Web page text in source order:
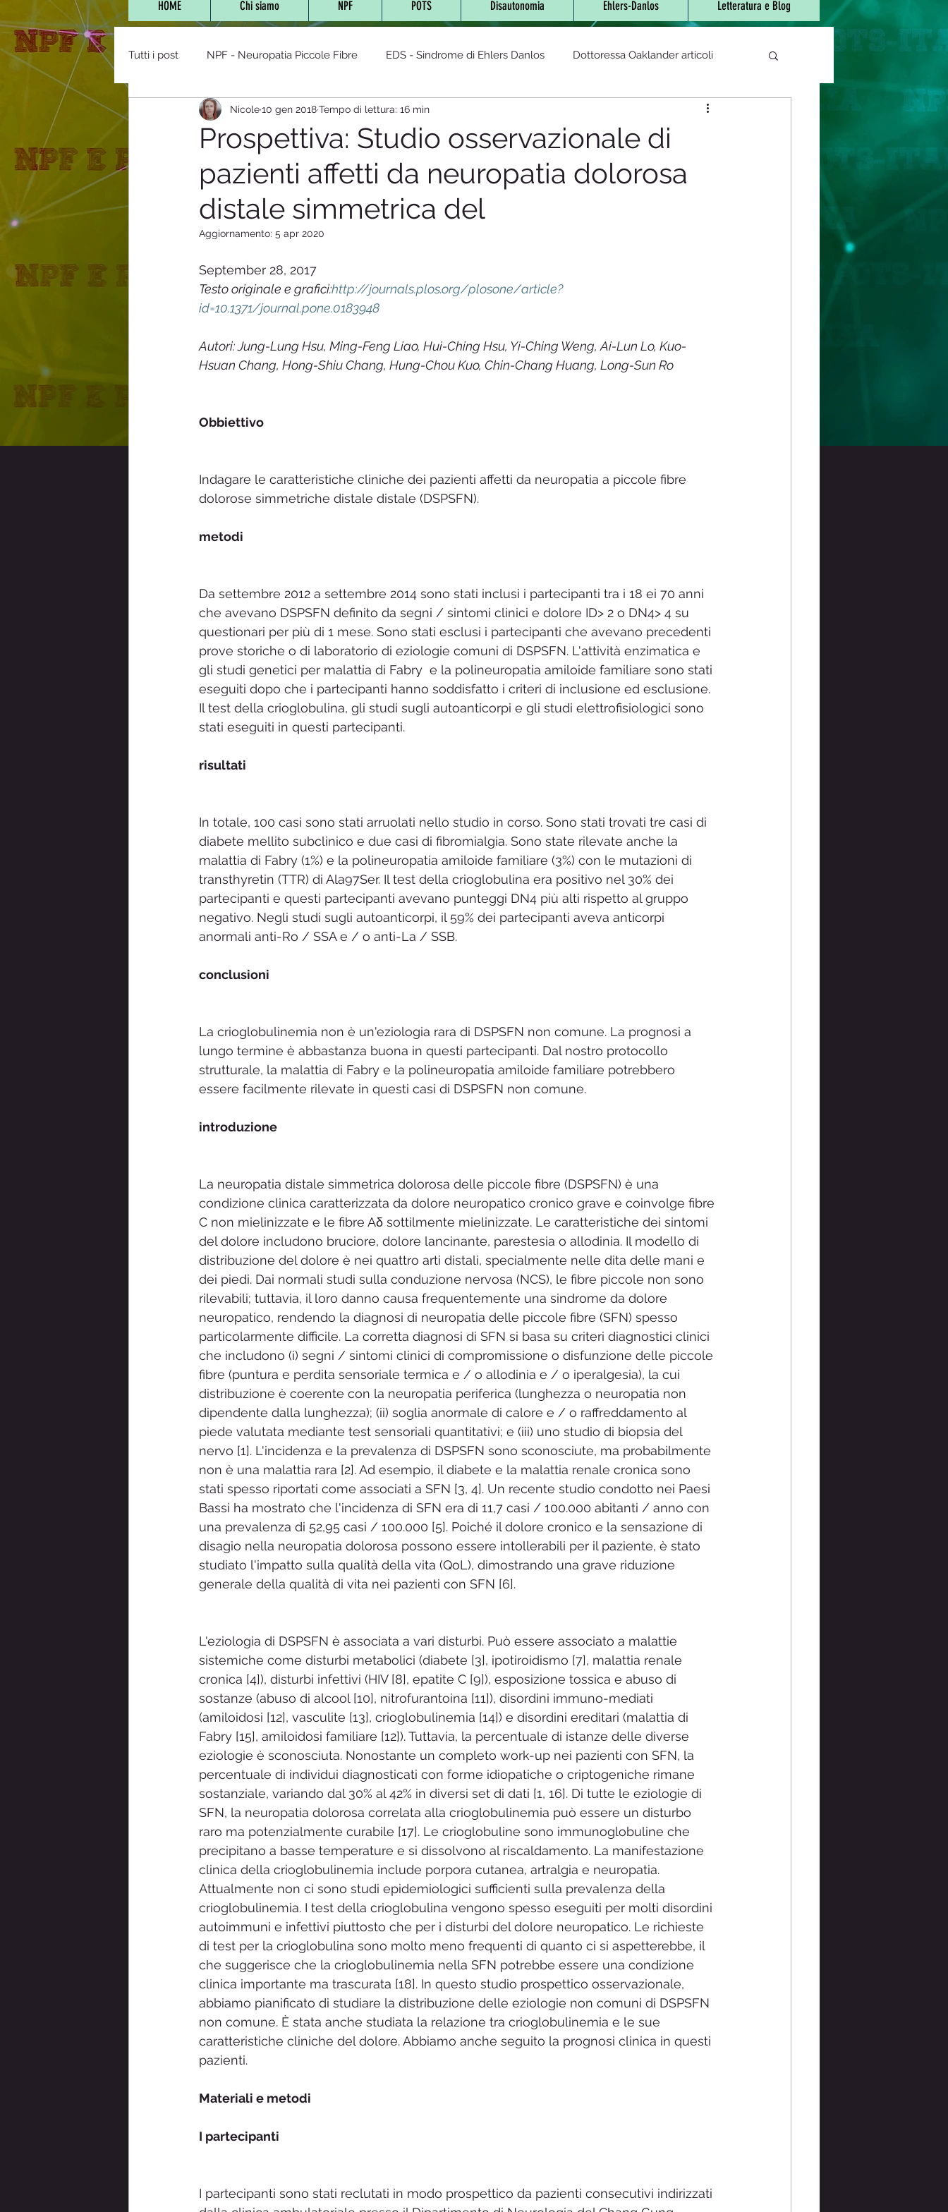
HOME Chi siamo NPF POTS Disautonomia Ehlers-Danlos Letteratura e Blog
Tutti i post NPF - Neuropatia Piccole Fibre EDS - Sindrome di Ehlers Danlos Dottoressa Oaklander articoli
Vaccini,farmaci e NPF POTS - Sindrome da Tachicardia post
NPF e Bambini Stanchezza cronica Lyme (Neuro Borreliosi) Glutine Sindrome bocca urente
mitocondriopatie
Prospettiva: Studio osservazionale di
pazienti affetti da neuropatia dolorosa
distale simmetrica del
Nicole10 gen 2018Tempo di lettura: 16 min
Aggiornamento: 5 apr 2020
September 28, 2017
Testo originale e grafici:http://journals.plos.org/plosone/article?
id=10.1371/journal.pone.0183948
Autori: Jung-Lung Hsu, Ming-Feng Liao, Hui-Ching Hsu, Yi-Ching Weng, Ai-Lun Lo, Kuo-
Hsuan Chang, Hong-Shiu Chang, Hung-Chou Kuo, Chin-Chang Huang, Long-Sun Ro
Obbiettivo
Indagare le caratteristiche cliniche dei pazienti affetti da neuropatia a piccole fibre
dolorose simmetriche distale distale (DSPSFN).
metodi
Da settembre 2012 a settembre 2014 sono stati inclusi i partecipanti tra i 18 ei 70 anni
che avevano DSPSFN definito da segni / sintomi clinici e dolore ID> 2 o DN4> 4 su
questionari per più di 1 mese. Sono stati esclusi i partecipanti che avevano precedenti
prove storiche o di laboratorio di eziologie comuni di DSPSFN. L'attività enzimatica e
gli studi genetici per malattia di Fabry  e la polineuropatia amiloide familiare sono stati
eseguiti dopo che i partecipanti hanno soddisfatto i criteri di inclusione ed esclusione.
Il test della crioglobulina, gli studi sugli autoanticorpi e gli studi elettrofisiologici sono
stati eseguiti in questi partecipanti.
risultati
In totale, 100 casi sono stati arruolati nello studio in corso. Sono stati trovati tre casi di
diabete mellito subclinico e due casi di fibromialgia. Sono state rilevate anche la
malattia di Fabry (1%) e la polineuropatia amiloide familiare (3%) con le mutazioni di
transthyretin (TTR) di Ala97Ser. Il test della crioglobulina era positivo nel 30% dei
partecipanti e questi partecipanti avevano punteggi DN4 più alti rispetto al gruppo
negativo. Negli studi sugli autoanticorpi, il 59% dei partecipanti aveva anticorpi
anormali anti-Ro / SSA e / o anti-La / SSB.
conclusioni
La crioglobulinemia non è un'eziologia rara di DSPSFN non comune. La prognosi a
lungo termine è abbastanza buona in questi partecipanti. Dal nostro protocollo
strutturale, la malattia di Fabry e la polineuropatia amiloide familiare potrebbero
essere facilmente rilevate in questi casi di DSPSFN non comune.
introduzione
La neuropatia distale simmetrica dolorosa delle piccole fibre (DSPSFN) è una
condizione clinica caratterizzata da dolore neuropatico cronico grave e coinvolge fibre
C non mielinizzate e le fibre Aδ sottilmente mielinizzate. Le caratteristiche dei sintomi
del dolore includono bruciore, dolore lancinante, parestesia o allodinia. Il modello di
distribuzione del dolore è nei quattro arti distali, specialmente nelle dita delle mani e
dei piedi. Dai normali studi sulla conduzione nervosa (NCS), le fibre piccole non sono
rilevabili; tuttavia, il loro danno causa frequentemente una sindrome da dolore
neuropatico, rendendo la diagnosi di neuropatia delle piccole fibre (SFN) spesso
particolarmente difficile. La corretta diagnosi di SFN si basa su criteri diagnostici clinici
che includono (i) segni / sintomi clinici di compromissione o disfunzione delle piccole
fibre (puntura e perdita sensoriale termica e / o allodinia e / o iperalgesia), la cui
distribuzione è coerente con la neuropatia periferica (lunghezza o neuropatia non
dipendente dalla lunghezza); (ii) soglia anormale di calore e / o raffreddamento al
piede valutata mediante test sensoriali quantitativi; e (iii) uno studio di biopsia del
nervo [1]. L'incidenza e la prevalenza di DSPSFN sono sconosciute, ma probabilmente
non è una malattia rara [2]. Ad esempio, il diabete e la malattia renale cronica sono
stati spesso riportati come associati a SFN [3, 4]. Un recente studio condotto nei Paesi
Bassi ha mostrato che l'incidenza di SFN era di 11,7 casi / 100.000 abitanti / anno con
una prevalenza di 52,95 casi / 100.000 [5]. Poiché il dolore cronico e la sensazione di
disagio nella neuropatia dolorosa possono essere intollerabili per il paziente, è stato
studiato l'impatto sulla qualità della vita (QoL), dimostrando una grave riduzione
generale della qualità di vita nei pazienti con SFN [6].
L'eziologia di DSPSFN è associata a vari disturbi. Può essere associato a malattie
sistemiche come disturbi metabolici (diabete [3], ipotiroidismo [7], malattia renale
cronica [4]), disturbi infettivi (HIV [8], epatite C [9]), esposizione tossica e abuso di
sostanze (abuso di alcool [10], nitrofurantoina [11]), disordini immuno-mediati
(amiloidosi [12], vasculite [13], crioglobulinemia [14]) e disordini ereditari (malattia di
Fabry [15], amiloidosi familiare [12]). Tuttavia, la percentuale di istanze delle diverse
eziologie è sconosciuta. Nonostante un completo work-up nei pazienti con SFN, la
percentuale di individui diagnosticati con forme idiopatiche o criptogeniche rimane
sostanziale, variando dal 30% al 42% in diversi set di dati [1, 16]. Di tutte le eziologie di
SFN, la neuropatia dolorosa correlata alla crioglobulinemia può essere un disturbo
raro ma potenzialmente curabile [17]. Le crioglobuline sono immunoglobuline che
precipitano a basse temperature e si dissolvono al riscaldamento. La manifestazione
clinica della crioglobulinemia include porpora cutanea, artralgia e neuropatia.
Attualmente non ci sono studi epidemiologici sufficienti sulla prevalenza della
crioglobulinemia. I test della crioglobulina vengono spesso eseguiti per molti disordini
autoimmuni e infettivi piuttosto che per i disturbi del dolore neuropatico. Le richieste
di test per la crioglobulina sono molto meno frequenti di quanto ci si aspetterebbe, il
che suggerisce che la crioglobulinemia nella SFN potrebbe essere una condizione
clinica importante ma trascurata [18]. In questo studio prospettico osservazionale,
abbiamo pianificato di studiare la distribuzione delle eziologie non comuni di DSPSFN
non comune. È stata anche studiata la relazione tra crioglobulinemia e le sue
caratteristiche cliniche del dolore. Abbiamo anche seguito la prognosi clinica in questi
pazienti.
Materiali e metodi
I partecipanti
I partecipanti sono stati reclutati in modo prospettico da pazienti consecutivi indirizzati